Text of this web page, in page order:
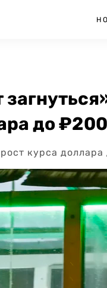
до ₽200
курса